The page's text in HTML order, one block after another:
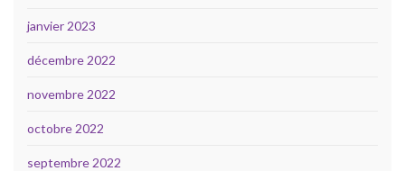
janvier 2023
décembre 2022
novembre 2022
octobre 2022
septembre 2022